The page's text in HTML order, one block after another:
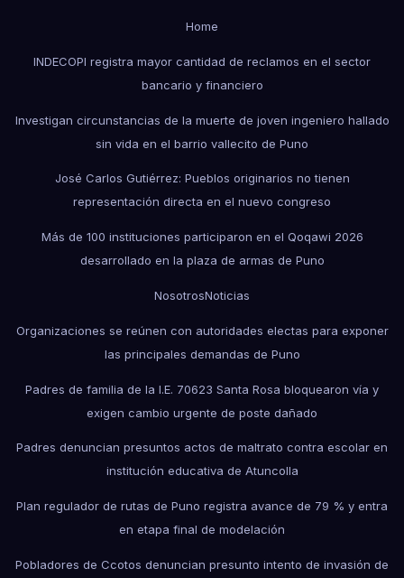
Home
INDECOPI registra mayor cantidad de reclamos en el sector
bancario y financiero
Investigan circunstancias de la muerte de joven ingeniero hallado
sin vida en el barrio vallecito de Puno
José Carlos Gutiérrez: Pueblos originarios no tienen
representación directa en el nuevo congreso
Más de 100 instituciones participaron en el Qoqawi 2026
desarrollado en la plaza de armas de Puno
NosotrosNoticias
Organizaciones se reúnen con autoridades electas para exponer
las principales demandas de Puno
Padres de familia de la I.E. 70623 Santa Rosa bloquearon vía y
exigen cambio urgente de poste dañado
Padres denuncian presuntos actos de maltrato contra escolar en
institución educativa de Atuncolla
Plan regulador de rutas de Puno registra avance de 79 % y entra
en etapa final de modelación
Pobladores de Ccotos denuncian presunto intento de invasión de